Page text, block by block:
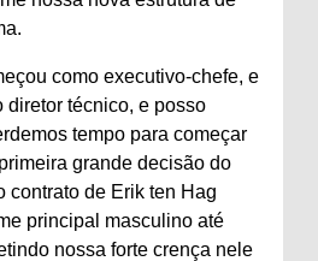
como executivo-chefe, e
diretor técnico, e posso
tempo para começar
grande decisão do
contrato de Erik ten Hag
principal masculino até
nossa forte crença nele